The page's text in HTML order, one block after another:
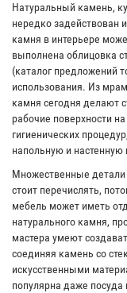
Натуральный камень,
нередко задействован
камня в интерьере
выполнена облицовка
(каталог предложений
использования. Из
камня сегодня делают
рабочие поверхности
гигиенических
напольную и настенную
Множественные детали
стоит перечислять,
мебель может иметь
натурального камня,
мастера умеют
соединяя камень со
искусственными
популярна даже